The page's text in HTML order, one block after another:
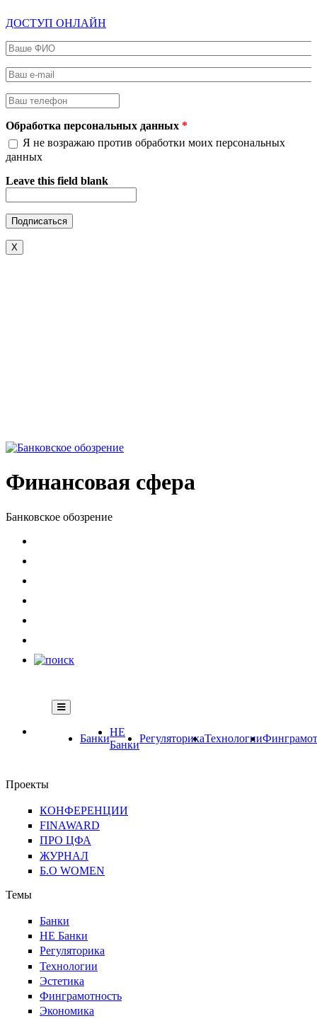
ДОСТУП ОНЛАЙН
Ваше ФИО
Ваш e-mail
Ваш телефон
Обработка персональных данных *
Я не возражаю против обработки моих персональных
данных
Leave this field blank
X
Финансовая сфера
Банковское обозрение
Банки
НЕ
Банки
РегуляторикаТехнологии
Проекты
КОНФЕРЕНЦИИ
FINAWARD
ПРО ЦФА
ЖУРНАЛ
Б.О WOMEN
Темы
Банки
НЕ Банки
Регуляторика
Технологии
Эстетика
Финграмотность
Экономика